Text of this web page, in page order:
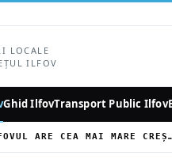
LOCALE
ILFOV
Ghid IlfovTransport Public Ilfov
EUROSTAT: ILFOVUL ARE CEA MAI